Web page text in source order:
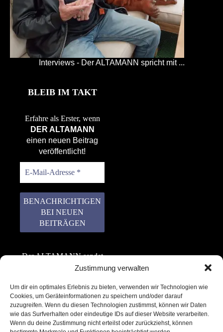
Zustimmung verwalten
Um dir ein optimales Erlebnis zu bieten, verwenden wir Technologien wie
Cookies, um Geräteinformationen zu speichern und/oder darauf
zuzugreifen. Wenn du diesen Technologien zustimmst, können wir Daten
wie das Surfverhalten oder eindeutige IDs auf dieser Website verarbeiten.
Wenn du deine Zustimmung nicht erteilst oder zurückziehst, können
Interviews - Der ALTAMANN spricht mit ...
BLEIB IM TAKT
Erfahre als Erster, wenn
DER ALTAMANN
einen neuen Beitrag
veröffentlicht!
Der ALTAMANN sendet
keinen Spam! Er gibt
weiter. Erfahre mehr in
unserer
Datenschutzerklärung.